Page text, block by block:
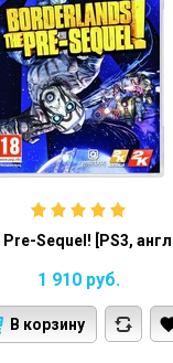
Sequel! [PS3,
1 910 руб.
В корзину